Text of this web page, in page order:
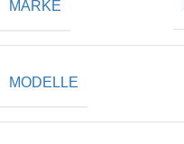
MARKE
MODELLE